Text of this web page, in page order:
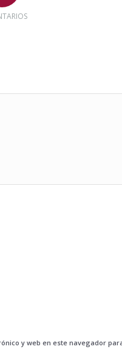
y web en este navegador